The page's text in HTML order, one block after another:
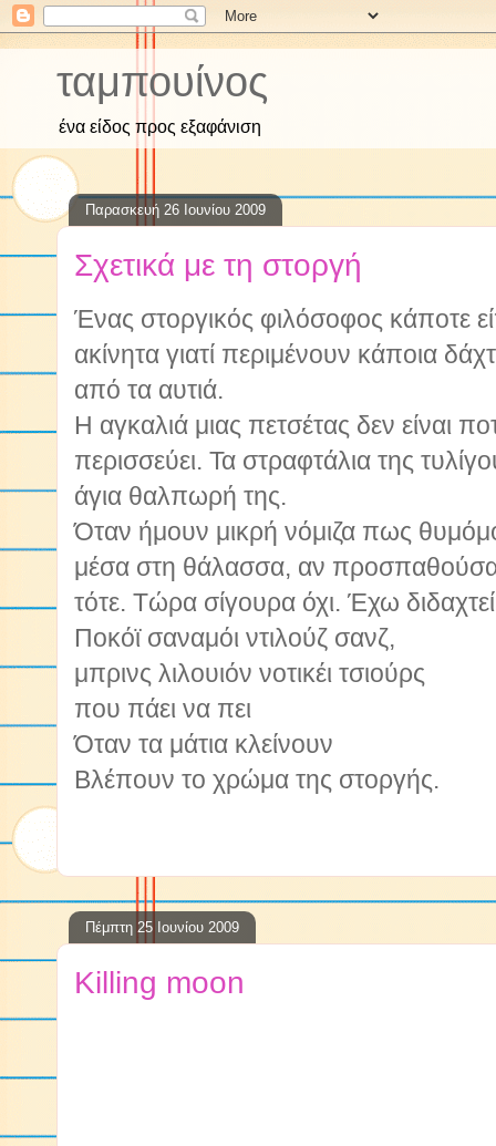
ταμπουίνος
ένα είδος προς εξαφάνιση
Παρασκευή 26 Ιουνίου 2009
Σχετικά με τη στοργή
Ένας στοργικός φιλόσοφος κάποτε
ακίνητα γιατί περιμένουν κάποια
από τα αυτιά.
Η αγκαλιά μιας πετσέτας δεν είναι
περισσεύει. Τα στραφτάλια της
άγια θαλπωρή της.
Όταν ήμουν μικρή νόμιζα πως
μέσα στη θάλασσα, αν προσπαθούσα
τότε. Τώρα σίγουρα όχι. Έχω
Ποκόϊ σαναμόι ντιλούζ σανζ,
μπρινς λιλουιόν νοτικέι τσιούρς
που πάει να πει
Όταν τα μάτια κλείνουν
Βλέπουν το χρώμα της στοργής.
Πέμπτη 25 Ιουνίου 2009
Killing moon